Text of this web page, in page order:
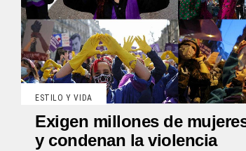
ESTILO Y VIDA
Exigen millones de
y condenan la violencia